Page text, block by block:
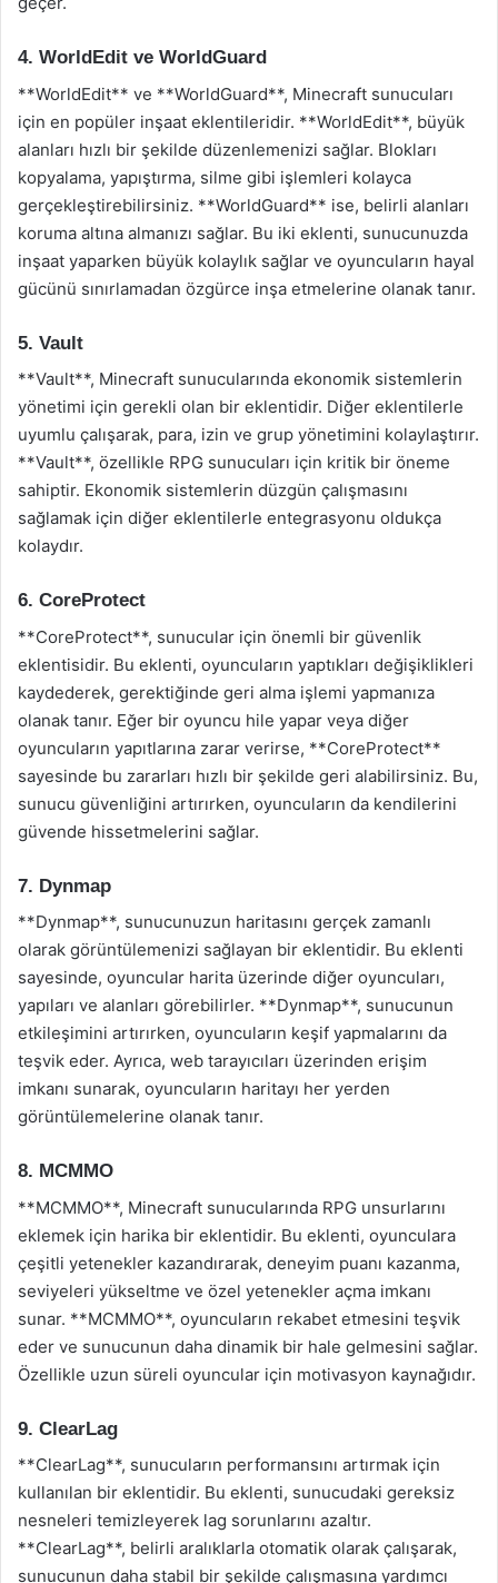
4. WorldEdit ve WorldGuard
**WorldEdit** ve **WorldGuard**, Minecraft sunucuları
için en popüler inşaat eklentileridir. **WorldEdit**, büyük
alanları hızlı bir şekilde düzenlemenizi sağlar. Blokları
kopyalama, yapıştırma, silme gibi işlemleri kolayca
gerçekleştirebilirsiniz. **WorldGuard** ise, belirli alanları
koruma altına almanızı sağlar. Bu iki eklenti, sunucunuzda
inşaat yaparken büyük kolaylık sağlar ve oyuncuların hayal
gücünü sınırlamadan özgürce inşa etmelerine olanak tanır.
5. Vault
**Vault**, Minecraft sunucularında ekonomik sistemlerin
yönetimi için gerekli olan bir eklentidir. Diğer eklentilerle
uyumlu çalışarak, para, izin ve grup yönetimini kolaylaştırır.
**Vault**, özellikle RPG sunucuları için kritik bir öneme
sahiptir. Ekonomik sistemlerin düzgün çalışmasını
sağlamak için diğer eklentilerle entegrasyonu oldukça
kolaydır.
6. CoreProtect
**CoreProtect**, sunucular için önemli bir güvenlik
eklentisidir. Bu eklenti, oyuncuların yaptıkları değişiklikleri
kaydederek, gerektiğinde geri alma işlemi yapmanıza
olanak tanır. Eğer bir oyuncu hile yapar veya diğer
oyuncuların yapıtlarına zarar verirse, **CoreProtect**
sayesinde bu zararları hızlı bir şekilde geri alabilirsiniz. Bu,
sunucu güvenliğini artırırken, oyuncuların da kendilerini
güvende hissetmelerini sağlar.
7. Dynmap
**Dynmap**, sunucunuzun haritasını gerçek zamanlı
olarak görüntülemenizi sağlayan bir eklentidir. Bu eklenti
sayesinde, oyuncular harita üzerinde diğer oyuncuları,
yapıları ve alanları görebilirler. **Dynmap**, sunucunun
etkileşimini artırırken, oyuncuların keşif yapmalarını da
teşvik eder. Ayrıca, web tarayıcıları üzerinden erişim
imkanı sunarak, oyuncuların haritayı her yerden
görüntülemelerine olanak tanır.
8. MCMMO
**MCMMO**, Minecraft sunucularında RPG unsurlarını
eklemek için harika bir eklentidir. Bu eklenti, oyunculara
çeşitli yetenekler kazandırarak, deneyim puanı kazanma,
seviyeleri yükseltme ve özel yetenekler açma imkanı
sunar. **MCMMO**, oyuncuların rekabet etmesini teşvik
eder ve sunucunun daha dinamik bir hale gelmesini sağlar.
Özellikle uzun süreli oyuncular için motivasyon kaynağıdır.
9. ClearLag
**ClearLag**, sunucuların performansını artırmak için
kullanılan bir eklentidir. Bu eklenti, sunucudaki gereksiz
nesneleri temizleyerek lag sorunlarını azaltır.
**ClearLag**, belirli aralıklarla otomatik olarak çalışarak,
sunucunun daha stabil bir şekilde çalışmasına yardımcı